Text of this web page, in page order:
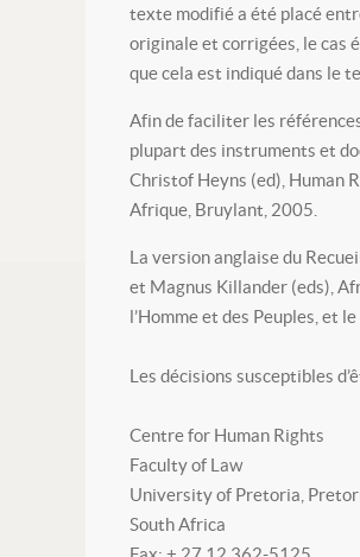
texte modifié a été placé
originale et corrigées, le cas
que cela est indiqué dans le
Afin de faciliter les
plupart des instruments et
Christof Heyns (ed), Human
Afrique, Bruylant, 2005.
La version anglaise du
et Magnus Killander (eds),
l’Homme et des Peuples, et
Les décisions susceptibles
Centre for Human Rights
Faculty of Law
University of Pretoria,
South Africa